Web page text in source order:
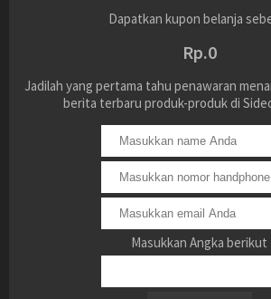
Dapatkan kupon belanja
Rp.0
Jadilah yang pertama tahu penawaran
berita terbaru produk-produk di
Masukkan Angka berikut